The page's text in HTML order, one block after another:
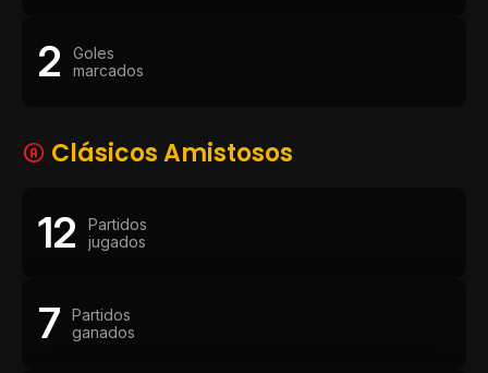
2
Goles
marcados
Clásicos Amistosos
12
Partidos
jugados
7
Partidos
ganados